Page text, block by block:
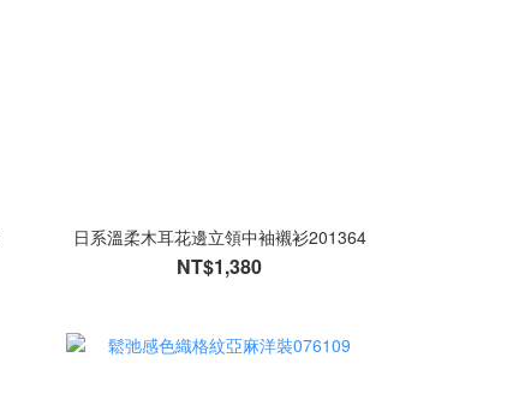
日系溫柔木耳花邊立領中袖襯衫201364
NT$1,380